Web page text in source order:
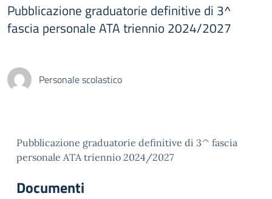
Pubblicazione graduatorie definitive di 3^
fascia personale ATA triennio 2024/2027
Personale scolastico
Pubblicazione graduatorie definitive di 3^ fascia
personale ATA triennio 2024/2027
Documenti